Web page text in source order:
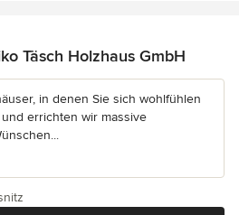
Täsch Holzhaus GmbH
in denen Sie sich wohlfühlen
errichten wir massive